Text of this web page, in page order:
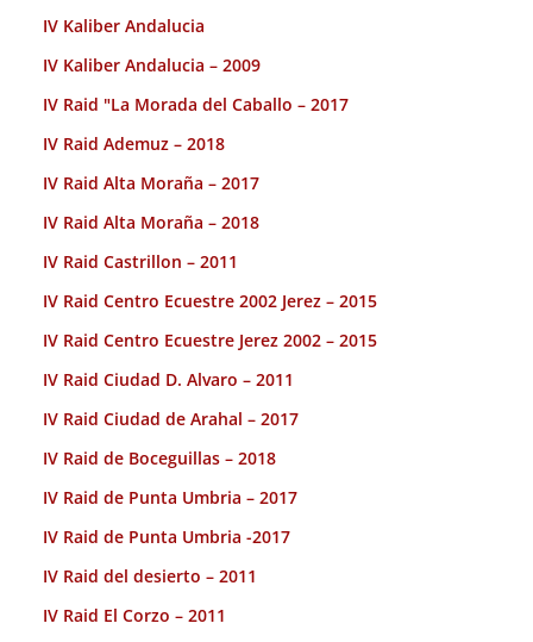
IV Kaliber Andalucia
IV Kaliber Andalucia – 2009
IV Raid "La Morada del Caballo – 2017
IV Raid Ademuz – 2018
IV Raid Alta Moraña – 2017
IV Raid Alta Moraña – 2018
IV Raid Castrillon – 2011
IV Raid Centro Ecuestre 2002 Jerez – 2015
IV Raid Centro Ecuestre Jerez 2002 – 2015
IV Raid Ciudad D. Alvaro – 2011
IV Raid Ciudad de Arahal – 2017
IV Raid de Boceguillas – 2018
IV Raid de Punta Umbria – 2017
IV Raid de Punta Umbria -2017
IV Raid del desierto – 2011
IV Raid El Corzo – 2011